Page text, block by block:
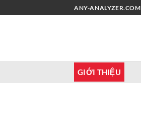
đến
ANY-ANALYZER.COM
GIỚI THIỆU